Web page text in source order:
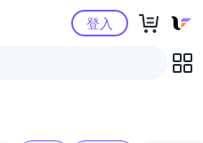
Yahoo購物中心登入